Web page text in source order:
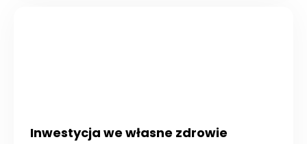
Inwestycja we własne zdrowie